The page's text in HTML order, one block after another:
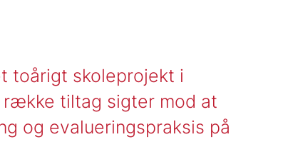
toårigt skoleprojekt i
række tiltag sigter mod at
og evalueringspraksis på